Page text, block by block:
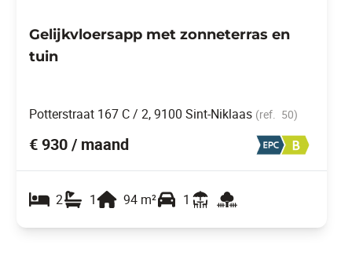
Gelijkvloersapp met zonneterras en
tuin
Potterstraat 167 C / 2, 9100 Sint-Niklaas (ref. 50)
€ 930 / maand
2 1 94 m² 1